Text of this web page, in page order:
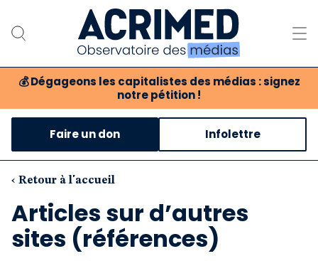
💰 Dégageons les capitalistes des médias : signez
notre pétition !
Notre association
Notre critique des médias
Nos propositions
Notre revue
Boutique
Faire un don Infolettre
‹ Retour à l'accueil
Articles sur d’autres
sites (références)